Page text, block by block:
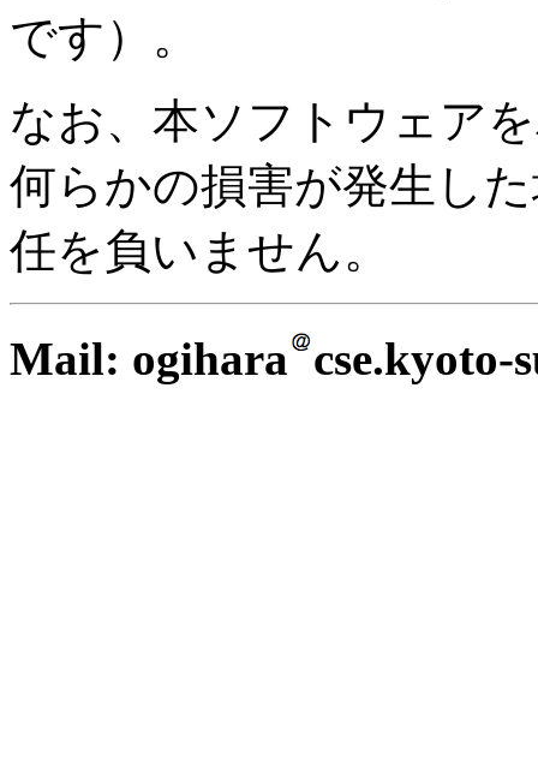
です）。
なお、本ソフトウェア
何らかの損害が発生し
任を負いません。
Mail: ogihara cse.kyoto-